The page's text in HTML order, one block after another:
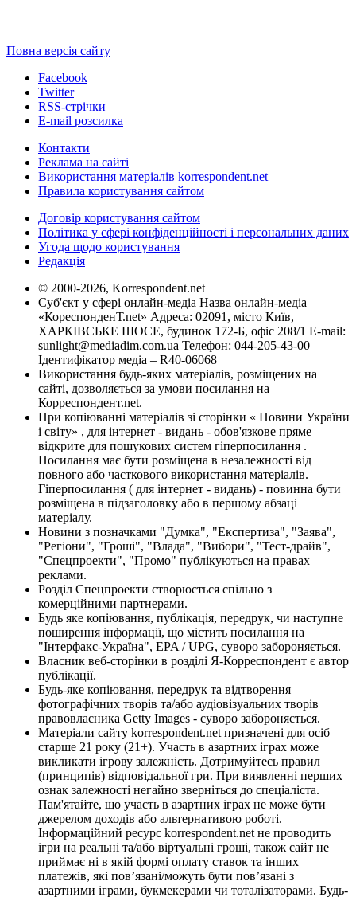
Повна версія сайту
Facebook
Twitter
RSS-стрічки
E-mail розсилка
Контакти
Реклама на сайті
Використання матеріалів korrespondent.net
Правила користування сайтом
Договір користування сайтом
Політика у сфері конфіденційності і персональних даних
Угода щодо користування
Редакція
© 2000-2026, Korrespondent.net
Суб'єкт у сфері онлайн-медіа Назва онлайн-медіа –
«КореспонденТ.net» Адреса: 02091, місто Київ,
ХАРКІВСЬКЕ ШОСЕ, будинок 172-Б, офіс 208/1 E-mail:
sunlight@mediadim.com.ua Телефон: 044-205-43-00
Ідентифікатор медіа – R40-06068
Використання будь-яких матеріалів, розміщених на
сайті, дозволяється за умови посилання на
Корреспондент.net.
При копіюванні матеріалів зі сторінки « Новини України
і світу» , для інтернет - видань - обов'язкове пряме
відкрите для пошукових систем гіперпосилання .
Посилання має бути розміщена в незалежності від
повного або часткового використання матеріалів.
Гіперпосилання ( для інтернет - видань) - повинна бути
розміщена в підзаголовку або в першому абзаці
матеріалу.
Новини з позначками "Думка", "Експертиза", "Заява",
"Регіони", "Гроші", "Влада", "Вибори", "Тест-драйв",
"Спецпроекти", "Промо" публікуються на правах
реклами.
Розділ Спецпроекти створюється спільно з
комерційними партнерами.
Будь яке копіювання, публікація, передрук, чи наступне
поширення інформації, що містить посилання на
"Інтерфакс-Україна", EPA / UPG, суворо забороняється.
Власник веб-сторінки в розділі Я-Корреспондент є автор
публікації.
Будь-яке копіювання, передрук та відтворення
фотографічних творів та/або аудіовізуальних творів
правовласника Getty Images - суворо забороняється.
Матеріали сайту korrespondent.net призначені для осіб
старше 21 року (21+). Участь в азартних іграх може
викликати ігрову залежність. Дотримуйтесь правил
(принципів) відповідальної гри. При виявленні перших
ознак залежності негайно зверніться до спеціаліста.
Пам'ятайте, що участь в азартних іграх не може бути
джерелом доходів або альтернативою роботі.
Інформаційний ресурс korrespondent.net не проводить
ігри на реальні та/або віртуальні гроші, також сайт не
приймає ні в якій формі оплату ставок та інших
платежів, які пов’язані/можуть бути пов’язані з
азартними іграми, букмекерами чи тоталізаторами. Будь-